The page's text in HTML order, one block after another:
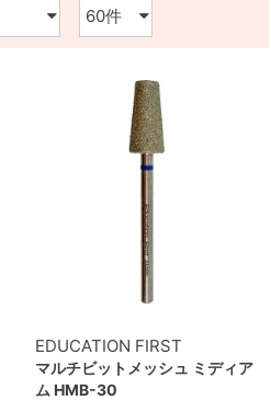
EDUCATION FIRST
マルチビットメッシュ ミディア
ム HMB-30